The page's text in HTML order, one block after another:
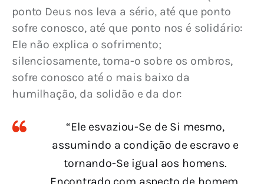
ponto Deus nos leva a sério, até que ponto
sofre conosco, até que ponto nos é solidário:
Ele não explica o sofrimento;
silenciosamente, toma-o sobre os ombros,
sofre conosco até o mais baixo da
humilhação, da solidão e da dor:
“Ele esvaziou-Se de Si mesmo,
assumindo a condição de escravo e
tornando-Se igual aos homens.
Encontrado com aspecto de homem,